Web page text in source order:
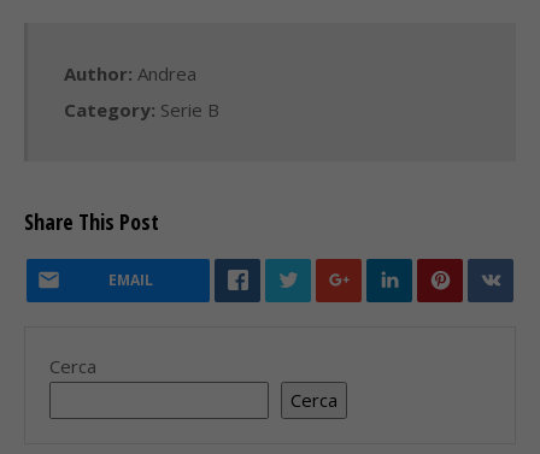
Author: Andrea
Category: Serie B
Share This Post
EMAIL
Cerca
Cerca